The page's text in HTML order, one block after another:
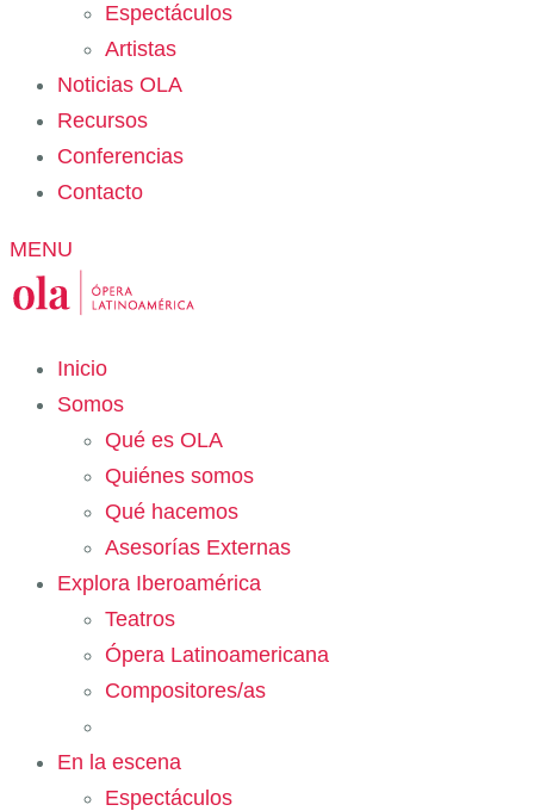
Espectáculos
Artistas
Noticias OLA
Recursos
Conferencias
Contacto
MENU
Inicio
Somos
Qué es OLA
Quiénes somos
Qué hacemos
Asesorías Externas
Explora Iberoamérica
Teatros
Ópera Latinoamericana
Compositores/as
En la escena
Espectáculos